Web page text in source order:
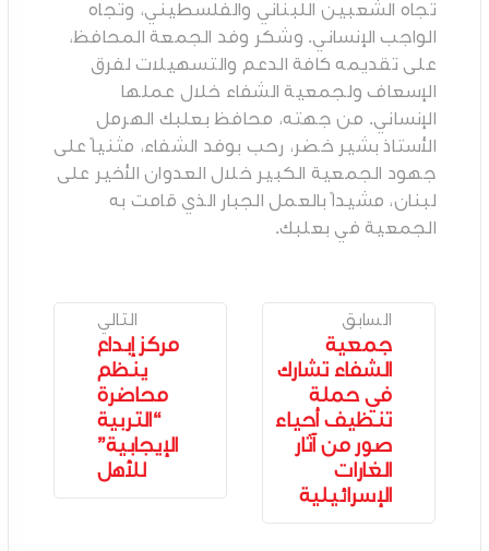
تجاه الشعبين اللبناني والفلسطيني، وتجاه
الواجب الإنساني. وشكر وفد الجمعة المحافظ،
على تقديمه كافة الدعم والتسهيلات لفرق
الإسعاف ولجمعية الشفاء خلال عملها
الإنساني. من جهته، محافظ بعلبك الهرمل
الأستاذ بشير خضر، رحب بوفد الشفاء، مثنياً على
جهود الجمعية الكبير خلال العدوان الأخير على
لبنان، مشيداً بالعمل الجبار الذي قامت به
الجمعية في بعلبك.
السابق
جمعية
الشفاء تشارك
في حملة
تنظيف أحياء
صور من آثار
الغارات
الإسرائيلية
التالي
مركز إبداع
ينظم
محاضرة
“التربية
الإيجابية”
للأهل